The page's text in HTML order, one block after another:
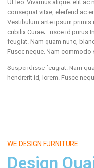
Ut leo. Vivamus aliquet elit ac
consequat vitae, eleifend ac
Vestibulum ante ipsum
cubilia Curae; Fusce id
feugiat. Nam quam nunc,
Fusce neque. Nam commodo
Suspendisse feugiat. Nam
hendrerit id, lorem. Fusce
WE DESIGN FURNITURE
Design